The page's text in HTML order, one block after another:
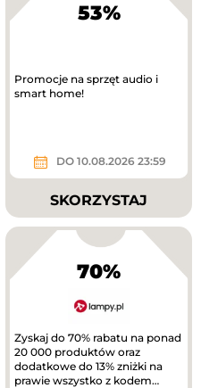
53%
Promocje na sprzęt audio i
smart home!
DO 10.08.2026 23:59
SKORZYSTAJ
70%
Zyskaj do 70% rabatu na ponad
20 000 produktów oraz
dodatkowe do 13% zniżki na
prawie wszystko z kodem